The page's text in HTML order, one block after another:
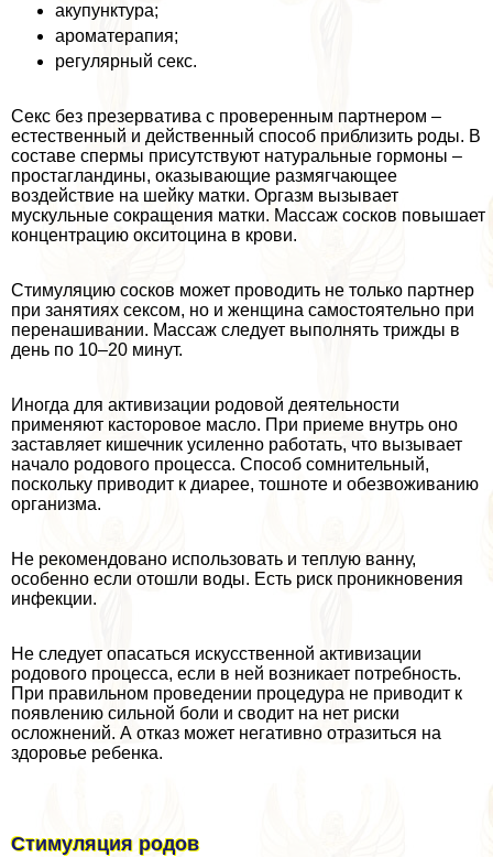
акупунктура;
ароматерапия;
регулярный ceкc.
Сeкc без презерватива с проверенным партнером –
естественный и действенный способ приблизить роды. В
составе cпepмы присутствуют натуральные гормоны –
простагландины, оказывающие размягчающее
воздействие на шейку матки. Оргазм вызывает
мускульные сокращения матки. Массаж сосков повышает
концентрацию окситоцина в крови.
Стимуляцию сосков может проводить не только партнер
при занятиях ceкcом, но и женщина самостоятельно при
перенашивании. Массаж следует выполнять трижды в
день по 10–20 минут.
Иногда для активизации родовой деятельности
применяют касторовое масло. При приеме внутрь оно
заставляет кишечник усиленно работать, что вызывает
начало родового процесса. Способ сомнительный,
поскольку приводит к диарее, тошноте и обезвоживанию
организма.
Не рекомендовано использовать и теплую ванну,
особенно если отошли воды. Есть риск проникновения
инфекции.
Не следует опасаться искусственной активизации
родового процесса, если в ней возникает потребность.
При правильном проведении процедypa не приводит к
появлению сильной боли и сводит на нет риски
осложнений. А отказ может негативно отразиться на
здоровье ребенка.
Стимуляция родов